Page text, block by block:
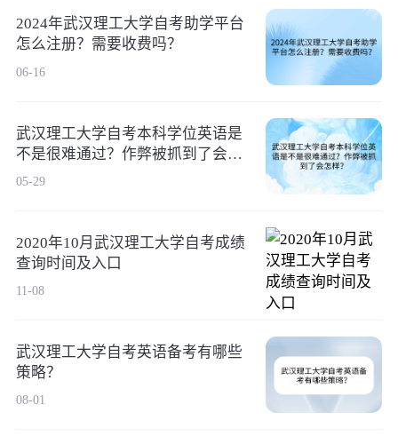
2024年武汉理工大学自考助学平台
怎么注册？需要收费吗？
06-16
武汉理工大学自考本科学位英语是
不是很难通过？作弊被抓到了会怎
样？
05-29
2020年10月武汉理工大学自考成绩
查询时间及入口
11-08
武汉理工大学自考英语备考有哪些
策略？
08-01